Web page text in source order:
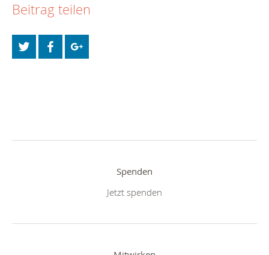
Beitrag teilen
Spenden
Jetzt spenden